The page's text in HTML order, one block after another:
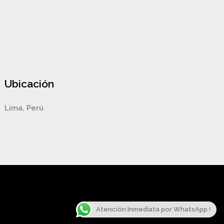
Ubicación
Lima, Perú
Atención Inmediata por WhatsApp !